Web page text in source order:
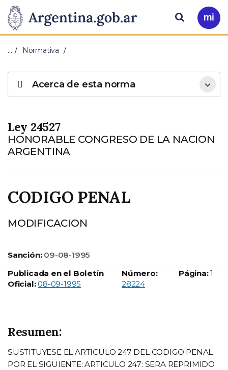
Presidencia
de
Nación
Pasar al contenido principal
Ir
a
Buscar
… Normativa
Ley 24527
HONORABLE CONGRESO DE LA NACION
ARGENTINA
CODIGO PENAL
MODIFICACION
Sanción: 09-08-1995
Publicada en el Boletín
Oficial: 08-09-1995
Número:
Boletín Oficial número:
28224
Página: 1
Resumen:
SUSTITUYESE EL ARTICULO 247 DEL CODIGO PENAL
POR EL SIGUIENTE: ARTICULO 247: SERA REPRIMIDO
Acerca de esta norma